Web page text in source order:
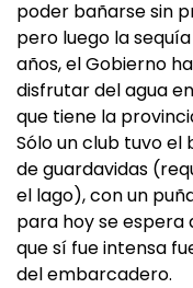
poder bañarse sin
pero luego la
años, el Gobierno
disfrutar del agua
que tiene la
Sólo un club tuvo
de guardavidas
el lago), con un
para hoy se espera
que sí fue intensa
del embarcadero.